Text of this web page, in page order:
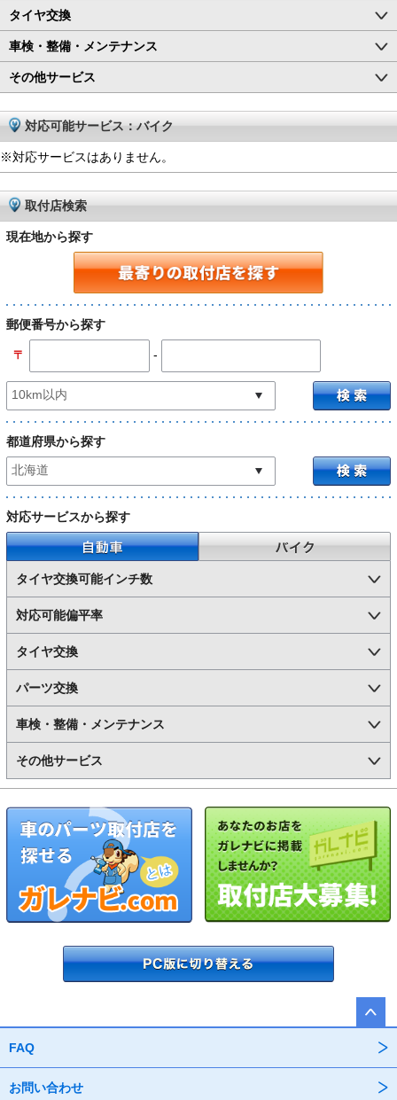
タイヤ交換
車検・整備・メンテナンス
その他サービス
対応可能サービス：バイク
※対応サービスはありません。
取付店検索
現在地から探す
郵便番号から探す
〒 -
都道府県から探す
対応サービスから探す
自動車
タイヤ交換可能インチ数
対応可能偏平率
タイヤ交換
パーツ交換
車検・整備・メンテナンス
その他サービス
FAQ
お問い合わせ